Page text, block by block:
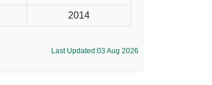
2014
Last Updated:03 Aug 2026